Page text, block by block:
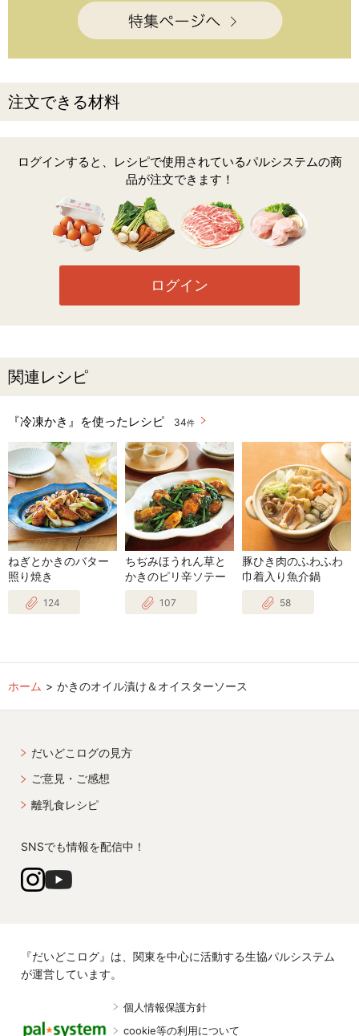
注文できる材料
ログインすると、レシピで使用されているパルシステムの商
品が注文できます！
ログイン
関連レシピ
『冷凍かき』を使ったレシピ 34件
ねぎとかきのバター
照り焼き
124
ちぢみほうれん草と
かきのピリ辛ソテー
107
豚ひき肉のふわふわ
巾着入り魚介鍋
58
ホーム かきのオイル漬け＆オイスターソース
だいどこログの見方
ご意見・ご感想
離乳食レシピ
SNSでも情報を配信中！
『だいどこログ』は、関東を中心に活動する生協パルシステム
が運営しています。
個人情報保護方針
cookie等の利用について